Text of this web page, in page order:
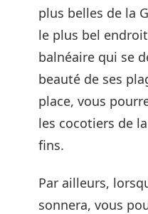
plus belles de la
le plus bel
balnéaire qui se
beauté de ses
place, vous
les cocotiers de
fins.
Par ailleurs,
sonnera, vous